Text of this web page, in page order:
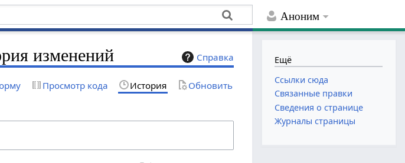
Аноним
Справка
изменений
Просмотр кода История Обновить
Ещё
Ссылки сюда
Связанные правки
Сведения о странице
Журналы страницы